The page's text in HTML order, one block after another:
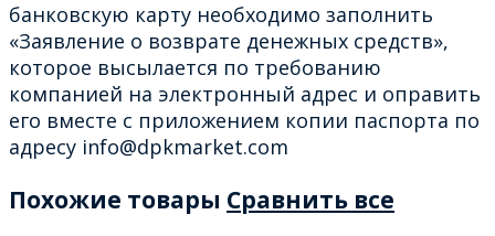
банковскую карту необходимо заполнить
«Заявление о возврате денежных средств»,
которое высылается по требованию
компанией на электронный адрес и оправить
его вместе с приложением копии паспорта по
адресу info@dpkmarket.com
Похожие товары Сравнить все